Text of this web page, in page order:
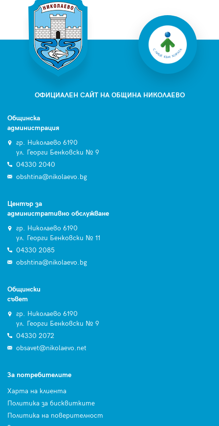
ОФИЦИАЛЕН САЙТ НА ОБЩИНА НИКОЛАЕВО
Общинска
администрация
гр. Николаево 6190
ул. Георги Бенковски № 9
04330 2040
obshtina@nikolaevo.bg
Център за
административно обслужване
гр. Николаево 6190
ул. Георги Бенковски № 11
04330 2085
obshtina@nikolaevo.bg
Общински
съвет
гр. Николаево 6190
ул. Георги Бенковски № 9
04330 2072
obsavet@nikolaevo.net
За потребителите
Харта на клиента
Политика за бисквитките
Политика на поверителност